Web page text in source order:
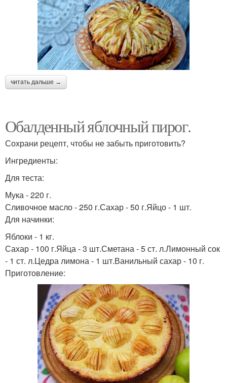
читать дальше →
Обалденный яблочный пирог.
Сохрани рецепт, чтобы не забыть приготовить?
Ингредиенты:
Для теста:
Мука - 220 г.
Сливочное масло - 250 г.Сахар - 50 г.Яйцо - 1 шт.
Для начинки:
Яблоки - 1 кг.
Сахар - 100 г.Яйца - 3 шт.Сметана - 5 ст. л.Лимонный сок
- 1 ст. л.Цедра лимона - 1 шт.Ванильный сахар - 10 г.
Приготовление: